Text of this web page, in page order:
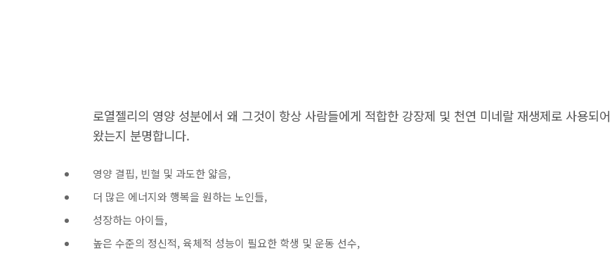
로열젤리의 영양 성분에서 왜 그것이 항상 사람들에게 적합한 강장제 및 천연 미네랄 재생제로 사용되어
왔는지 분명합니다.
영양 결핍, 빈혈 및 과도한 얇음,
더 많은 에너지와 행복을 원하는 노인들,
성장하는 아이들,
높은 수준의 정신적, 육체적 성능이 필요한 학생 및 운동 선수,